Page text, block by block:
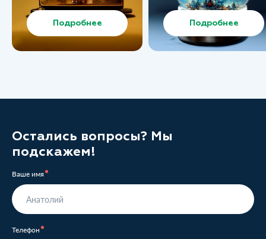
Подробнее Подробнее
Остались вопросы? Мы
подскажем!
Ваше имя
Телефон